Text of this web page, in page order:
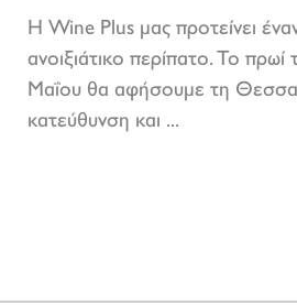
Η Wine Plus μας προτείνει
ανοιξιάτικο περίπατο. Το πρωί
Μαΐου θα αφήσουμε τη
κατεύθυνση και ...